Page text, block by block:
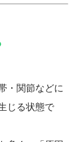
・関節などに
じる状態で